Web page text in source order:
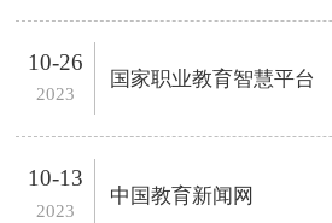
10-26
2023
国家职业教育智慧平台
10-13
2023
中国教育新闻网